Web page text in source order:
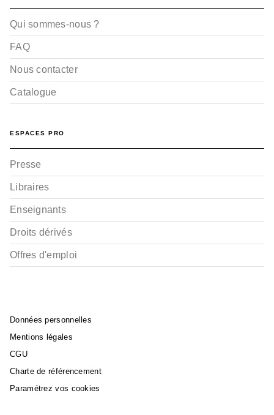
Qui sommes-nous ?
FAQ
Nous contacter
Catalogue
ESPACES PRO
Presse
Libraires
Enseignants
Droits dérivés
Offres d'emploi
Données personnelles
Mentions légales
CGU
Charte de référencement
Paramétrez vos cookies